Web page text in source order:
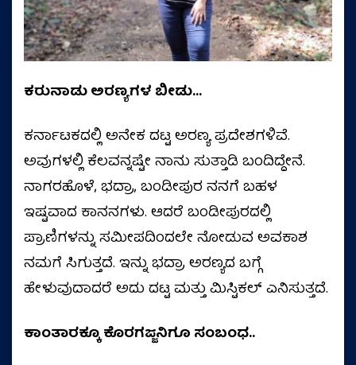
ಕರುನಾಡು ಅರಣ್ಯಗಳ ಬೀಡು…
ಕರ್ನಾಟಕದಲ್ಲಿ ಅನೇಕ ದಟ್ಟ ಅರಣ್ಯ ಪ್ರದೇಶಗಳಿವೆ.
ಅವುಗಳಲ್ಲಿ ಕೆಲವನ್ನಷ್ಟೇ ನಾನು ಸುತ್ತಾಡಿ ಬಂದಿದ್ದೇನೆ.
ನಾಗರಹೊಳೆ, ಭದ್ರಾ, ಬಂಡೀಪುರ ನನಗೆ ಬಹಳ
ಇಷ್ಟವಾದ ಕಾನನಗಳು. ಆದರೆ ಬಂಡೀಪುರದಲ್ಲಿ
ಪ್ರಾಣಿಗಳನ್ನು ಸಮೀಪದಿಂದಲೇ ನೋಡುವ ಅವಕಾಶ
ನಮಗೆ ಸಿಗುತ್ತದೆ. ಇನ್ನು ಭದ್ರಾ ಅರಣ್ಯದ ಬಗ್ಗೆ
ಹೇಳುವುದಾದರೆ ಅದು ದಟ್ಟ ಮತ್ತು ಮಿಸ್ಟಿಕಲ್‌ ಎನಿಸುತ್ತದೆ.
ಕಾಂತಾರಕ್ಕೂ ಕೊರಗಜ್ಜನಿಗೂ ಸಂಬಂಧ..